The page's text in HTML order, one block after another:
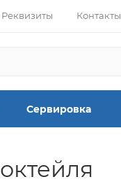
Реквизиты Контакты
Сервировка